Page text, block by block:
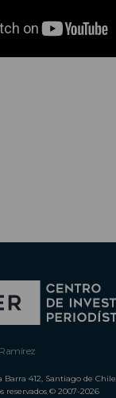
Barra 412, Santiago de Chile
reservados © 2007-2026